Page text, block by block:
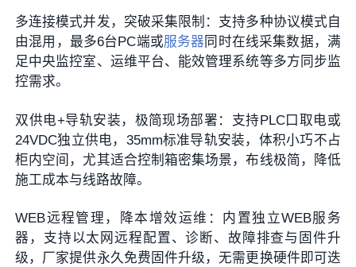
多连接模式并发，突破采集限制：支持多种协议模式自
由混用，最多6台PC端或服务器 同时在线采集数据，满
足中央监控室、运维平台、能效管理系统等多方同步监
控需求。
双供电+导轨安装，极简现场部署：支持PLC口取电或
24VDC独立供电，35mm标准导轨安装，体积小巧不占
柜内空间，尤其适合控制箱密集场景，布线极简，降低
施工成本与线路故障。
WEB远程管理，降本增效运维：内置独立WEB服务
器，支持以太网远程配置、诊断、故障排查与固件升
级，厂家提供永久免费固件升级，无需更换硬件即可迭